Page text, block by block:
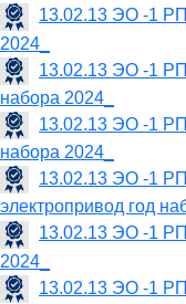
13.02.13 ЭО -1
2024_
13.02.13 ЭО -1
набора 2024_
13.02.13 ЭО -1
набора 2024_
13.02.13 ЭО -1
электропривод год
13.02.13 ЭО -1
2024_
13.02.13 ЭО -1